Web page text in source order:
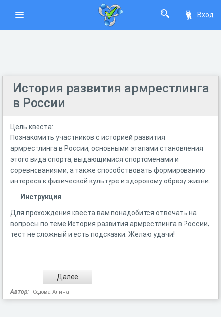
Вход
История развития армрестлинга
в России
Цель квеста:
Познакомить участников с историей развития
армрестлинга в России, основными этапами становления
этого вида спорта, выдающимися спортсменами и
соревнованиями, а также способствовать формированию
интереса к физической культуре и здоровому образу жизни.
Инструкция
Для прохождения квеста вам понадобится отвечать на
вопросы по теме История развития армрестлинга в России,
тест не сложный и есть подсказки. Желаю удачи!
Автор: Седова Алина